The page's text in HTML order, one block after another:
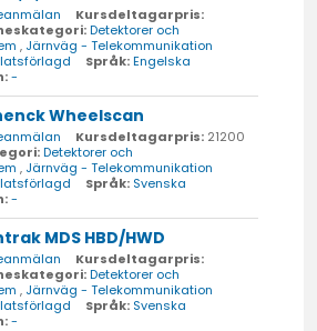
Kursdeltagarpris:
Detektorer och
, Järnväg - Telekommunikation
Språk:Engelska
-
Wheelscan
Kursdeltagarpris: 21200
Detektorer och
, Järnväg - Telekommunikation
Språk: Svenska
-
MDS HBD/HWD
Kursdeltagarpris:
Detektorer och
, Järnväg - Telekommunikation
Språk: Svenska
-